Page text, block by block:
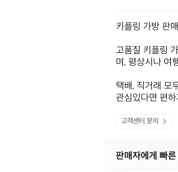
키플링 가방 판
고품질 키플링
며, 평상시나 여
택배, 직거래 모
관심있다면 편
고객센터 문의
판매자에게 빠